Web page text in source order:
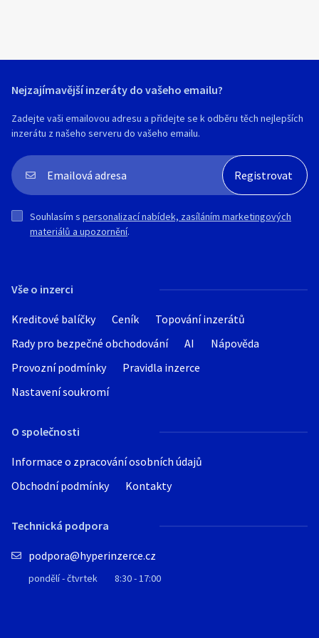
Vše o inzerci
Kreditové balíčky Ceník
Topování inzerátů
Rady pro bezpečné obchodování
AI
Nápověda
Provozní podmínky
Pravidla inzerce
Nastavení soukromí
O společnosti
Informace o zpracování osobních údajů
Obchodní podmínky
Kontakty
Technická podpora
podpora@hyperinzerce.cz
pondělí - čtvrtek 8:30 - 17:00
Nejzajímavější inzeráty do vašeho emailu?
Zadejte vaši emailovou adresu a přidejte se k odběru těch nejlepších
inzerátu z našeho serveru do vašeho emailu.
Souhlasím s personalizací nabídek, zasíláním marketingových
materiálů a upozornění.